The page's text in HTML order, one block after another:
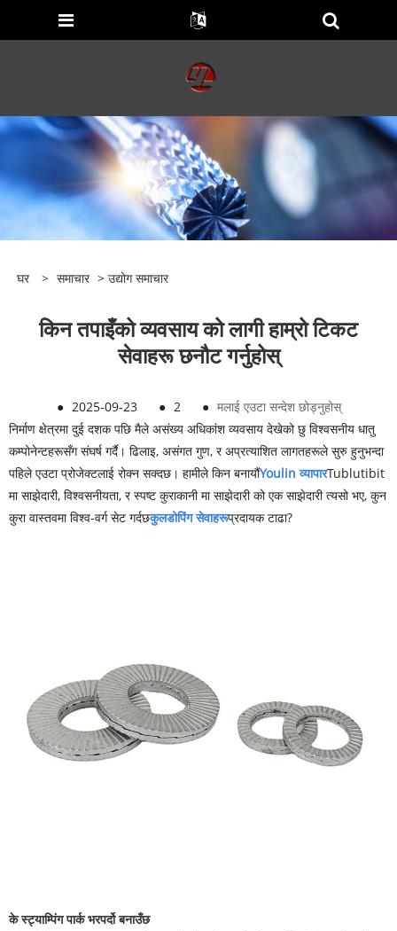
घर > समाचार > उद्योग समाचार
किन तपाइँको व्यवसाय को लागी हाम्रो टिकट
सेवाहरू छनौट गर्नुहोस्
● 2025-09-23 ● 2 ● मलाई एउटा सन्देश छोड्नुहोस्
निर्माण क्षेत्रमा दुई दशक पछि मैले असंख्य अधिकांश व्यवसाय देखेको छु विश्वसनीय धातु
कम्पोनेन्टहरूसँग संघर्ष गर्दै। ढिलाइ, असंगत गुण, र अप्रत्याशित लागतहरूले सुरु हुनुभन्दा
पहिले एउटा प्रोजेक्टलाई रोक्न सक्दछ। हामीले किन बनायौंYoulin व्यापारTublutibit
मा साझेदारी, विश्वसनीयता, र स्पष्ट कुराकानी मा साझेदारी को एक साझेदारी त्यसो भए, कुन
कुरा वास्तवमा विश्व-वर्ग सेट गर्दछकुलडोपिंग सेवाहरूप्रदायक टाढा?
के स्ट्याम्पिंग पार्क भरपर्दो बनाउँछ